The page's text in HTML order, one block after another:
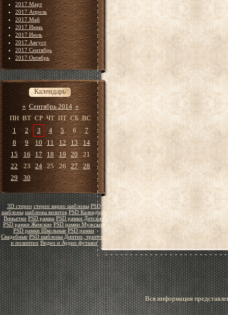
2017 Март
2017 Апрель
2017 Май
2017 Июнь
2017 Июль
2017 Август
2017 Сентябрь
2017 Октябрь
Календарь
« Сентябрь 2014 »
ПН ВТ СР ЧТ ПТ СБ ВС
1
2 3 4 5 6
7
8
9 10 11 12 13
14
15
16 17 18 19 20
21
22
23 24 25 26 27
28
29
30
3D стерео стерео варио шаблоны PSD
шаблоны шаблоны визиток PSD Календари
Виньетки PSD рамки PSD рамки Детские
PSD рамки Женские PSD рамки Мужские
PSD рамки Школьные PSD рамки
Свадебные PSD шаблоны Диптих, триптих
и полиптих Видео и Аудио футажи
Вся информация